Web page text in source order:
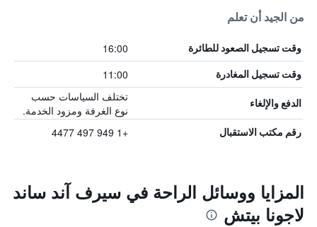
من الجيد أن تعلم
وقت تسجيل الصعود للطائرة 16:00
وقت تسجيل المغادرة 11:00
الدفع والإلغاء
تختلف السياسات حسب
نوع الغرفة ومزود الخدمة.
رقم مكتب الاستقبال +1 949 497 4477
المزايا ووسائل الراحة في سيرف آند ساند
لاجونا بيتش